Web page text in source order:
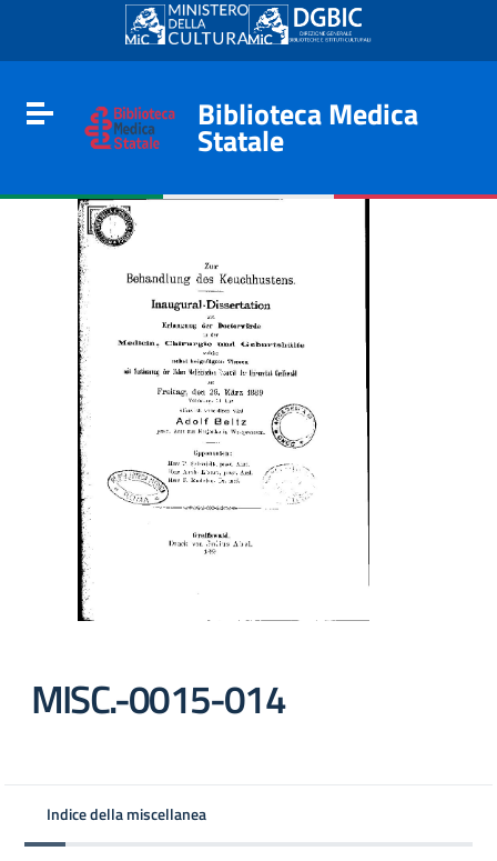
Go to content
Go to the navigation menu
Go to the footer
Toggle navigation
Biblioteca Medica
Statale
MISC.-0015-014
Indice della miscellanea